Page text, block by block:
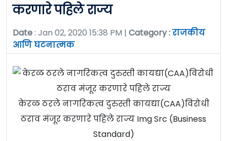
करणारे पहिले राज्य
Date: Jan 02, 2020 15:38 PM | Category :राजकीय
आणि घटनात्मक
केरळ ठरले नागरिकत्व दुरुस्ती कायद्या(CAA)विरोधी
ठराव मंजूर करणारे पहिले राज्य Img Src (Business
Standard)